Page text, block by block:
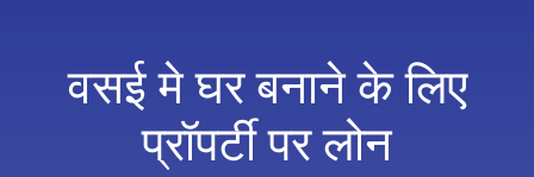
वसई मे घर बनाने के लिए
प्रॉपर्टी पर लोन